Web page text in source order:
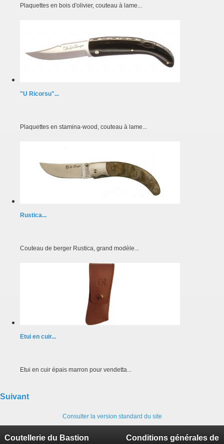
Plaquettes en bois d'olivier, couteau à lame...
"U Ricorsu"...
Plaquettes en stamina-wood, couteau à lame...
Rustica...
Couteau de berger Rustica, grand modèle...
Etui en cuir...
Etui en cuir épais marron pour vendetta...
Suivant
Consulter la version standard du site
Coutellerie du Bastion
Conditions générales de